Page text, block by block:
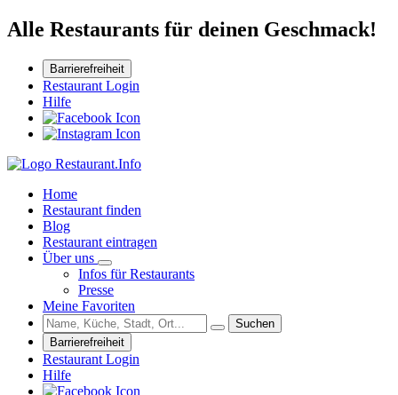
Alle Restaurants für deinen Geschmack!
Barrierefreiheit
Restaurant Login
Hilfe
Home
Restaurant finden
Blog
Restaurant eintragen
Über uns
Infos für Restaurants
Presse
Meine Favoriten
Suchen
Barrierefreiheit
Restaurant Login
Hilfe